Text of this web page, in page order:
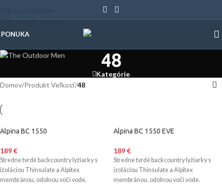
Skip to main content
PONUKA
48
Kategórie
Domov/Produkt Veľkosť/48
Alpina BC 1550
189€
Stredne tvrdé backcountry lyžiarky s
izoláciou Thinsulate a Alpitex
membránou, odolnou voči vode.
Alpina BC 1550 EVE
189€
Stredne tvrdé backcountry lyžiarky s
izoláciou Thinsulate a Alpitex
membránou, odolnou voči vode.